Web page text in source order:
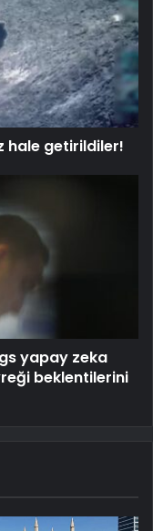
hale getirildiler!
yapay zeka
beklentilerini